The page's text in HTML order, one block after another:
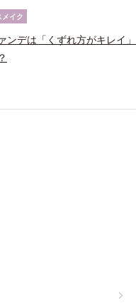
イク
ンデは「くずれ方がキレイ